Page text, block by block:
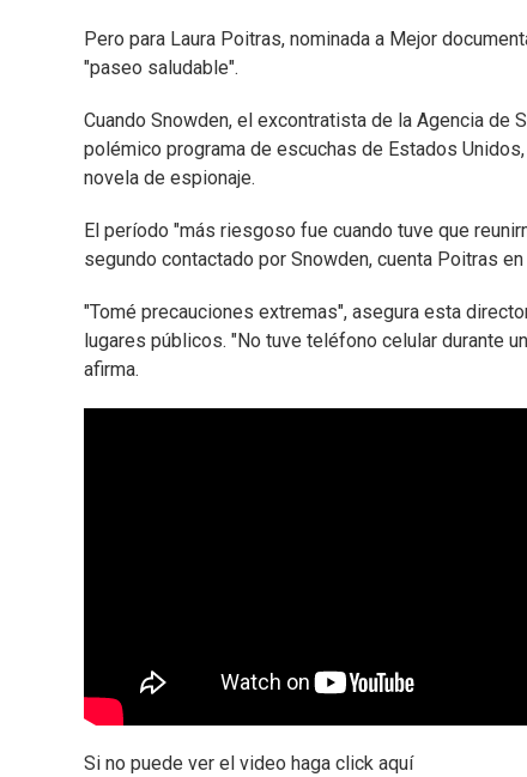
Pero para Laura Poitras, nominada a Mejor
"paseo saludable".
Cuando Snowden, el excontratista de la Agencia de
polémico programa de escuchas de Estados
novela de espionaje.
El período "más riesgoso fue cuando tuve que
segundo contactado por Snowden, cuenta Poitras
"Tomé precauciones extremas", asegura esta
lugares públicos. "No tuve teléfono celular durante
afirma.
Si no puede ver el video haga click aquí